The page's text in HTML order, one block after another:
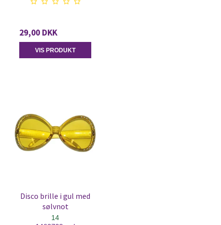
29,00 DKK
VIS PRODUKT
Disco brille i gul med
sølvnot
14